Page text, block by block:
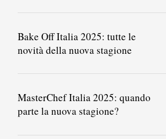
Bake Off Italia 2025: tutte le
novità della nuova stagione
MasterChef Italia 2025: quando
parte la nuova stagione?